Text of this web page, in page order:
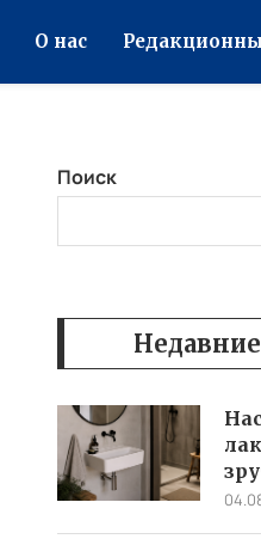
О нас
Поиск